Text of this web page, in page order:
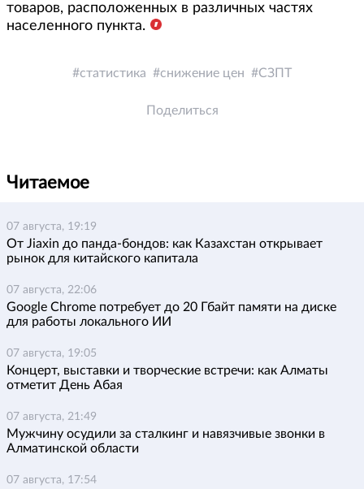
товаров, расположенных в различных частях
населенного пункта.
статистика снижение цен СЗПТ
Поделиться
Читаемое
07 августа, 19:19
От Jiaxin до панда-бондов: как Казахстан открывает
рынок для китайского капитала
07 августа, 22:06
Google Chrome потребует до 20 Гбайт памяти на диске
для работы локального ИИ
07 августа, 19:05
Концерт, выставки и творческие встречи: как Алматы
отметит День Абая
07 августа, 21:49
Мужчину осудили за сталкинг и навязчивые звонки в
Алматинской области
07 августа, 17:54